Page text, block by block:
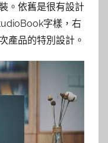
。依舊是很有設計
字樣，右
產品的特別設計。